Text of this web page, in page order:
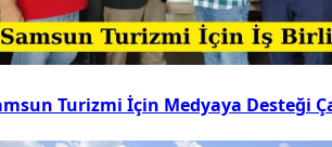
Turizmi İçin Medyaya Desteği